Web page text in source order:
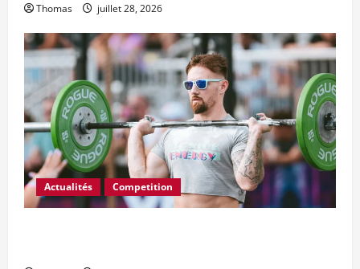
Thomas juillet 28, 2026
Actualités Competition